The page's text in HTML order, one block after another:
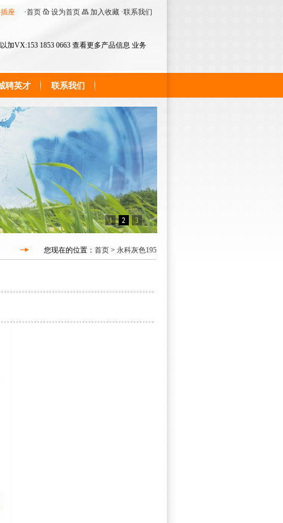
座 ·首页 设为首页 加入收藏 ·联系我们
加VX:153 1853 0663 查看更多产品信息 业务
聘英才 联系我们
您现在的位置： 首页 > 永科灰色195